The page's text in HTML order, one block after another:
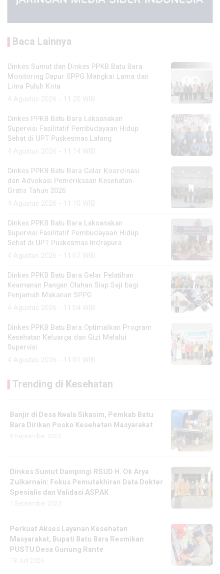
Baca Lainnya
Dinkes Sumut dan Dinkes PPKB Batu Bara
Monitoring Dapur SPPG Mangkai Lama dan
Lima Puluh Kota
Dinkes PPKB Batu Bara Laksanakan
Supervisi Fasilitatif Pembudayaan Hidup
Sehat di UPT Puskesmas Lalang
Dinkes PPKB Batu Bara Gelar Koordinasi
dan Advokasi Pemeriksaan Kesehatan
Gratis Tahun 2026
Dinkes PPKB Batu Bara Laksanakan
Supervisi Fasilitatif Pembudayaan Hidup
Sehat di UPT Puskesmas Indrapura
Dinkes PPKB Batu Bara Gelar Pelatihan
Keamanan Pangan Olahan Siap Saji bagi
Penjamah Makanan SPPG
Dinkes PPKB Batu Bara Optimalkan Program
Kesehatan Keluarga dan Gizi Melalui
Supervisi
Trending di Kesehatan
Banjir di Desa Kwala Sikasim, Pemkab Batu
Bara Dirikan Posko Kesehatan Masyarakat
Dinkes Sumut Dampingi RSUD H. Ok Arya
Zulkarnain: Fokus Pemutakhiran Data Dokter
Spesialis dan Validasi ASPAK
Perkuat Akses Layanan Kesehatan
Masyarakat, Bupati Batu Bara Resmikan
PUSTU Desa Gunung Rante